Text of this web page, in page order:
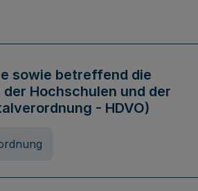
sowie betreffend die
Hochschulen und der
- HDVO)